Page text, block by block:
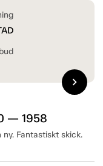
— 1958
Fantastiskt skick.
chevron_right